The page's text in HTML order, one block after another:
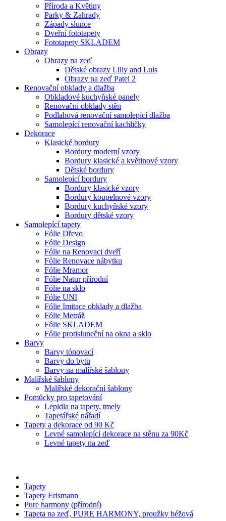
Příroda a Květiny
Parky & Zahrady
Západy slunce
Dveřní fototapety
Fototapety SKLADEM
Obrazy
Obrazy na zeď
Dětské obrazy Lilly and Luis
Obrazy na zeď Patel 2
Renovační obklady a dlažba
Obkladové kuchyňské panely
Renovační obklady stěn
Podlahová renovační samolepící dlažba
Samolepící renovační kachličky
Dekorace
Klasické bordury
Bordury moderní vzory
Bordury klasické a květinové vzory
Dětské bordury
Samolepící bordury
Bordury klasické vzory
Bordury koupelnové vzory
Bordury kuchyňské vzory
Bordury dětské vzory
Samolepící tapety
Fólie Dřevo
Fólie Design
Fólie na Renovaci dveří
Fólie Renovace nábytku
Fólie Mramor
Fólie Natur přírodní
Fólie na sklo
Fólie UNI
Fólie Imitace obklady a dlažba
Fólie Metráž
Fólie SKLADEM
Fólie protisluneční na okna a sklo
Barvy
Barvy tónovací
Barvy do bytu
Barvy na malířské šablony
Malířské šablony
Malířské dekorační šablony
Pomůcky pro tapetování
Lepidla na tapety, tmely
Tapetářské nářadí
Tapety a dekorace od 90 Kč
Levné samolepící dekorace na stěnu za 90Kč
Levné tapety na zeď
Tapety
Tapety Erismann
Pure harmony (přírodní)
Tapeta na zeď, PURE HARMONY, proužky béžová